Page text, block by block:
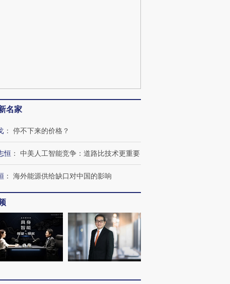
国走私7万
检体内含3种
视线｜HYROX的吸金
术：是什么让中产们甘
心“花钱找虐”？
要防空导弹“救急”
名家
： 停不下来的价格？
恒 ： 中美人工智能竞争：道路比技术更重要
： 海外能源供给缺口对中国的影响